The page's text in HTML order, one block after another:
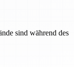
sind während des